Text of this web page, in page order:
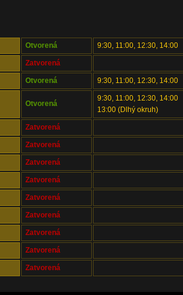
Otvorená 9:30, 11:00, 12:30, 14:00
Zatvorená
Otvorená 9:30, 11:00, 12:30, 14:00
Otvorená
9:30, 11:00, 12:30, 14:00
13:00 (Dlhý okruh)
Zatvorená
Zatvorená
Zatvorená
Zatvorená
Zatvorená
Zatvorená
Zatvorená
Zatvorená
Zatvorená